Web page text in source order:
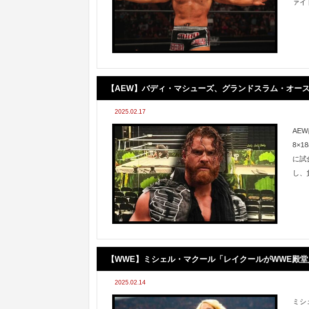
ァイ
【AEW】バディ・マシューズ、グランドスラム・オー
ングのせいだ」と主張
2025.02.17
に試
し、
【WWE】ミシェル・マクール「レイクールがWWE殿
2025.02.14
ミ